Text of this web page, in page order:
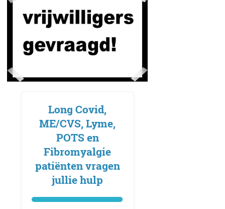
Long Covid,
ME/CVS, Lyme,
POTS en
Fibromyalgie
patiënten vragen
jullie hulp